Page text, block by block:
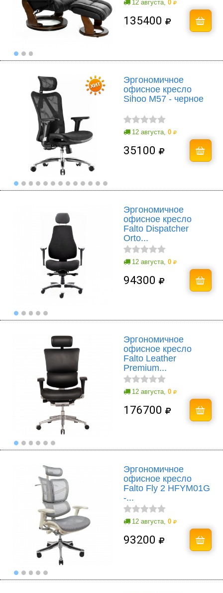
12 августа, 0
135400
Эргономичное
офисное кресло
Sihoo M57 - черное
12 августа, 0
35100
Эргономичное
офисное кресло
Falto Dispatcher
Orto...
12 августа, 0
94300
Эргономичное
офисное кресло
Falto Leather
Premium...
12 августа, 0
176700
Эргономичное
офисное кресло
Falto Fly 2 HFYM01G
-...
12 августа, 0
93200